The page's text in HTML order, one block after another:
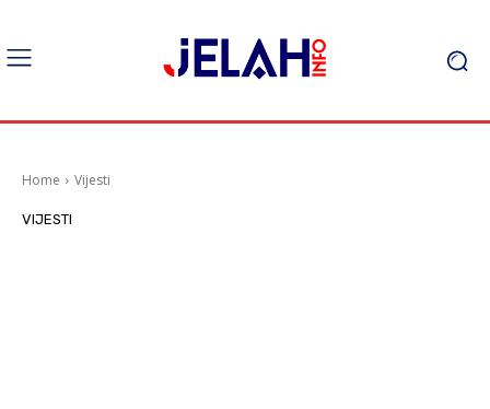
Home Vijesti
VIJESTI